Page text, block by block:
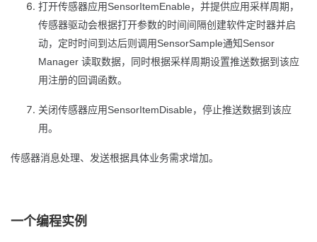
打开传感器应用 SensorItemEnable，并提供应用采样周期，
传感器驱动会根据打开参数的时间间隔创建软件定时器并启
动，定时时间到达后则调用 SensorSample通知 Sensor
Manager 读取数据，同时根据采样周期设置推送数据到该应
用注册的回调函数。
关闭传感器应用 SensorItemDisable，停止推送数据到该应
用。
传感器消息处理、发送根据具体业务需求增加。
一个编程实例